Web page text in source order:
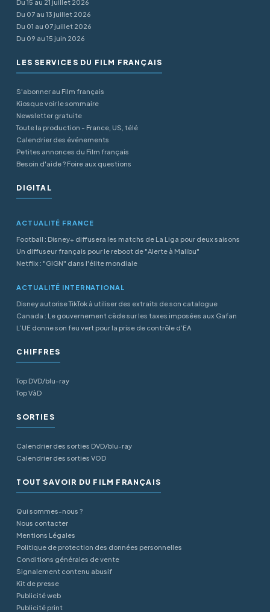
Du 15 au 21 juillet 2026
Du 07 au 13 juillet 2026
Du 01 au 07 juillet 2026
Du 09 au 15 juin 2026
LES SERVICES DU FILM FRANÇAIS
S'abonner au Film français
Kiosque voir le sommaire
Newsletter gratuite
Toute la production - France, US, télé
Calendrier des événements
Petites annonces du Film français
Besoin d'aide ? Foire aux questions
DIGITAL
ACTUALITÉ FRANCE
Football : Disney+ diffusera les matchs de La Liga pour deux saisons
Un diffuseur français pour le reboot de "Alerte à Malibu"
Netflix : "GIGN" dans l'élite mondiale
ACTUALITÉ INTERNATIONAL
Disney autorise TikTok à utiliser des extraits de son catalogue
Canada : Le gouvernement cède sur les taxes imposées aux Gafan
L’UE donne son feu vert pour la prise de contrôle d’EA
CHIFFRES
Top DVD/blu-ray
Top VàD
SORTIES
Calendrier des sorties DVD/blu-ray
Calendrier des sorties VOD
TOUT SAVOIR DU FILM FRANÇAIS
Qui sommes-nous ?
Nous contacter
Mentions Légales
Politique de protection des données personnelles
Conditions générales de vente
Signalement contenu abusif
Kit de presse
Publicité web
Publicité print